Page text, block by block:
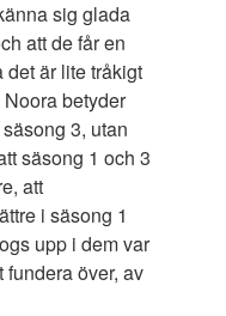
sig glada
att de får en
det är lite tråkigt
betyder
3, utan
säsong 1 och 3
att
i säsong 1
upp i dem var
fundera över, av